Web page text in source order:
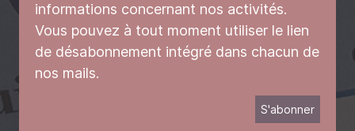
informations concernant nos activités.
Vous pouvez à tout moment utiliser le lien
de désabonnement intégré dans chacun de
nos mails.